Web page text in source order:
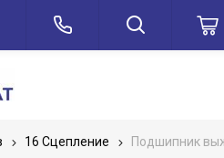
16 Сцепление Подшипник